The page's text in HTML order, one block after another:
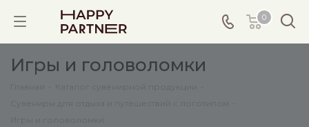
0
Игры и головоломки